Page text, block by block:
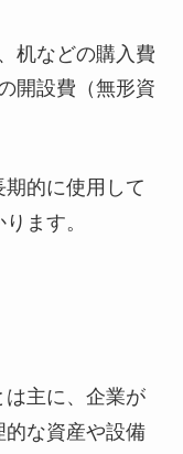
机などの購入費
開設費（無形資
的に使用して
ます。
主に、企業が
な資産や設備